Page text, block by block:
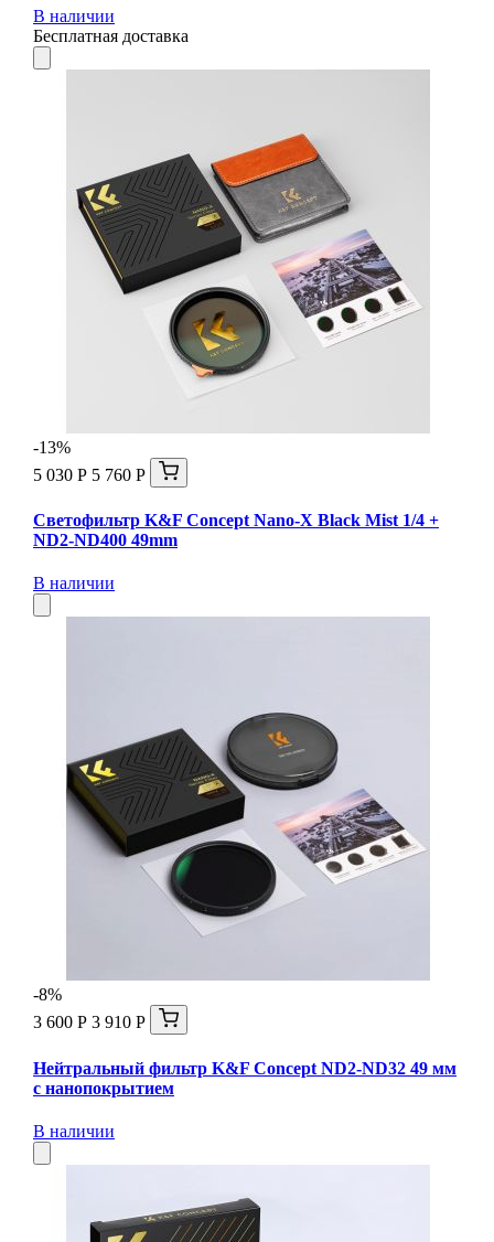
В наличии
Бесплатная доставка
-13%
5 030 Р 5 760 Р
Светофильтр K&F Concept Nano-X Black Mist 1/4 +
ND2-ND400 49mm
В наличии
-8%
3 600 Р 3 910 Р
Нейтральный фильтр K&F Concept ND2-ND32 49 мм
с нанопокрытием
В наличии